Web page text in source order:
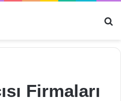
Firmaları